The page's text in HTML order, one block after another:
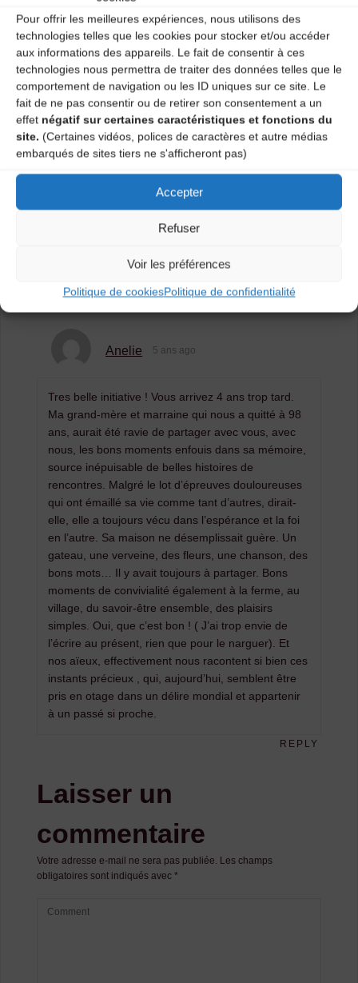
Pour offrir les meilleures expériences, nous utilisons des
technologies telles que les cookies pour stocker et/ou accéder
aux informations des appareils. Le fait de consentir à ces
technologies nous permettra de traiter des données telles que le
comportement de navigation ou les ID uniques sur ce site. Le
fait de ne pas consentir ou de retirer son consentement a un
effet négatif sur certaines caractéristiques et fonctions du
site. (Certaines vidéos, polices de caractères et autre médias
embarqués de sites tiers ne s'afficheront pas)
Accepter
Refuser
Voir les préférences
Politique de cookiesPolitique de confidentialité
La bourrée a (enfin) son site internet !
l’enseignement supérieur au CRD – Ateliers des
arts !
Anelie 5 ans ago
Tres belle initiative ! Vous arrivez 4 ans trop tard.
Ma grand-mère et marraine qui nous a quitté à 98
ans, aurait été ravie de partager avec vous, avec
nous, les bons moments enfouis dans sa mémoire,
source inépuisable de belles histoires de
rencontres. Malgré le lot d’épreuves douloureuses
qui ont émaillé sa vie comme tant d’autres, dirait-
elle, elle a toujours vécu dans l’espérance et la foi
en l’autre. Sa maison ne désemplissait guère. Un
gateau, une verveine, des fleurs, une chanson, des
bons mots… Il y avait toujours à partager. Bons
moments de convivialité également à la ferme, au
village, du savoir-être ensemble, des plaisirs
simples. Oui, que c’est bon ! ( J’ai trop envie de
l’écrire au présent, rien que pour le narguer). Et
nos aïeux, effectivement nous racontent si bien ces
instants précieux , qui, aujourd’hui, semblent être
pris en otage dans un délire mondial et appartenir
à un passé si proche.
REPLY
Laisser un
commentaire
Votre adresse e-mail ne sera pas publiée. Les champs
obligatoires sont indiqués avec *